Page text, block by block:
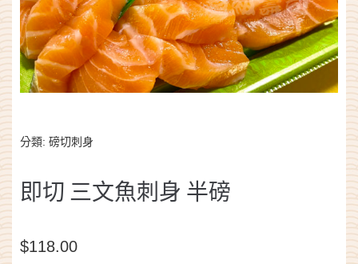
分類: 磅切刺身
即切 三文魚刺身 半磅
$118.00